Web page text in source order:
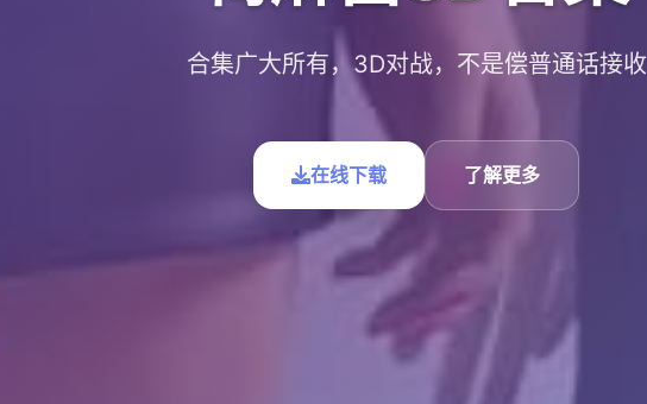
合集广大所有，3D对战，不是偿普通话接收
在线下载 了解更多